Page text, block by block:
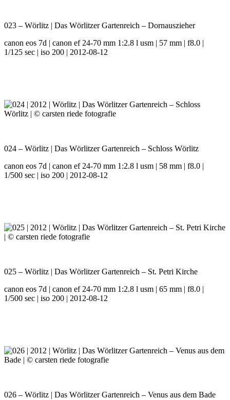
023 – Wörlitz | Das Wörlitzer Gartenreich – Dornauszieher
canon eos 7d | canon ef 24-70 mm 1:2.8 l usm | 57 mm | f8.0 |
1/125 sec | iso 200 | 2012-08-12
024 – Wörlitz | Das Wörlitzer Gartenreich – Schloss Wörlitz
canon eos 7d | canon ef 24-70 mm 1:2.8 l usm | 58 mm | f8.0 |
1/500 sec | iso 200 | 2012-08-12
025 – Wörlitz | Das Wörlitzer Gartenreich – St. Petri Kirche
canon eos 7d | canon ef 24-70 mm 1:2.8 l usm | 65 mm | f8.0 |
1/500 sec | iso 200 | 2012-08-12
026 – Wörlitz | Das Wörlitzer Gartenreich – Venus aus dem Bade